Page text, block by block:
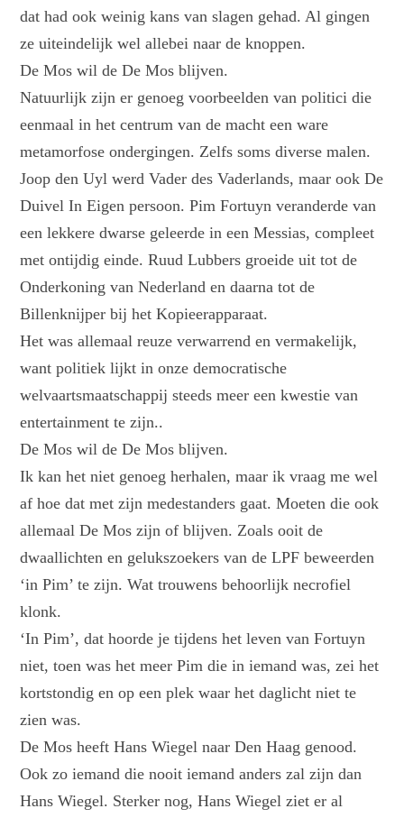
dat had ook weinig kans van slagen gehad. Al gingen
ze uiteindelijk wel allebei naar de knoppen.
De Mos wil de De Mos blijven.
Natuurlijk zijn er genoeg voorbeelden van politici die
eenmaal in het centrum van de macht een ware
metamorfose ondergingen. Zelfs soms diverse malen.
Joop den Uyl werd Vader des Vaderlands, maar ook De
Duivel In Eigen persoon. Pim Fortuyn veranderde van
een lekkere dwarse geleerde in een Messias, compleet
met ontijdig einde. Ruud Lubbers groeide uit tot de
Onderkoning van Nederland en daarna tot de
Billenknijper bij het Kopieerapparaat.
Het was allemaal reuze verwarrend en vermakelijk,
want politiek lijkt in onze democratische
welvaartsmaatschappij steeds meer een kwestie van
entertainment te zijn..
De Mos wil de De Mos blijven.
Ik kan het niet genoeg herhalen, maar ik vraag me wel
af hoe dat met zijn medestanders gaat. Moeten die ook
allemaal De Mos zijn of blijven. Zoals ooit de
dwaallichten en gelukszoekers van de LPF beweerden
‘in Pim’ te zijn. Wat trouwens behoorlijk necrofiel
klonk.
‘In Pim’, dat hoorde je tijdens het leven van Fortuyn
niet, toen was het meer Pim die in iemand was, zei het
kortstondig en op een plek waar het daglicht niet te
zien was.
De Mos heeft Hans Wiegel naar Den Haag genood.
Ook zo iemand die nooit iemand anders zal zijn dan
Hans Wiegel. Sterker nog, Hans Wiegel ziet er al